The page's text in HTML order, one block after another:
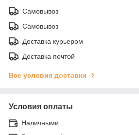
Самовывоз
Самовывоз
Доставка курьером
Доставка почтой
Все условия доставки
Условия оплаты
Наличными